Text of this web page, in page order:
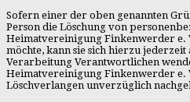
Sofern einer der oben genannten
Person die Löschung von
Heimatvereinigung Finkenwerder e.
möchte, kann sie sich hierzu
Verarbeitung Verantwortlichen
Heimatvereinigung Finkenwerder e.
Löschverlangen unverzüglich